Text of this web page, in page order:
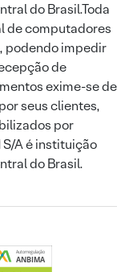
do Brasil.Toda
de computadores
podendo impedir
de
exime-se de
seus clientes,
por
A é instituição
do Brasil.